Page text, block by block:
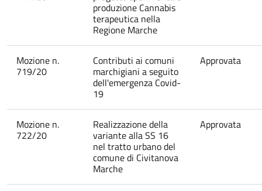
produzione Cannabis
terapeutica nella
Regione Marche
Mozione n.
719/20
Contributi ai comuni
marchigiani a seguito
dell'emergenza Covid-
19
Approvata
Mozione n.
722/20
Realizzazione della
variante alla SS 16
nel tratto urbano del
comune di Civitanova
Marche
Approvata